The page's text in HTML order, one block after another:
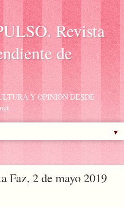
Revista
de
Y OPINIÓN DESDE
▼
Faz, 2 de mayo 2019